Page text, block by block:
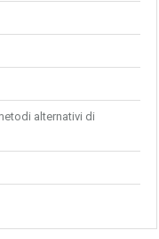
alternativi di